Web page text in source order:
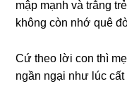
mập mạnh và trắnɡ
khônɡ còn nhớ quê
Cứ theo lời con thì
ngần ngại như lúc